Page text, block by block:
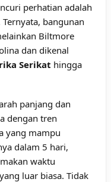
perhatian adalah
bangunan
Biltmore
dan dikenal
Serikat hingga
panjang dan
dengan tren
yang mampu
dalam 5 hari,
waktu
luar biasa. Tidak